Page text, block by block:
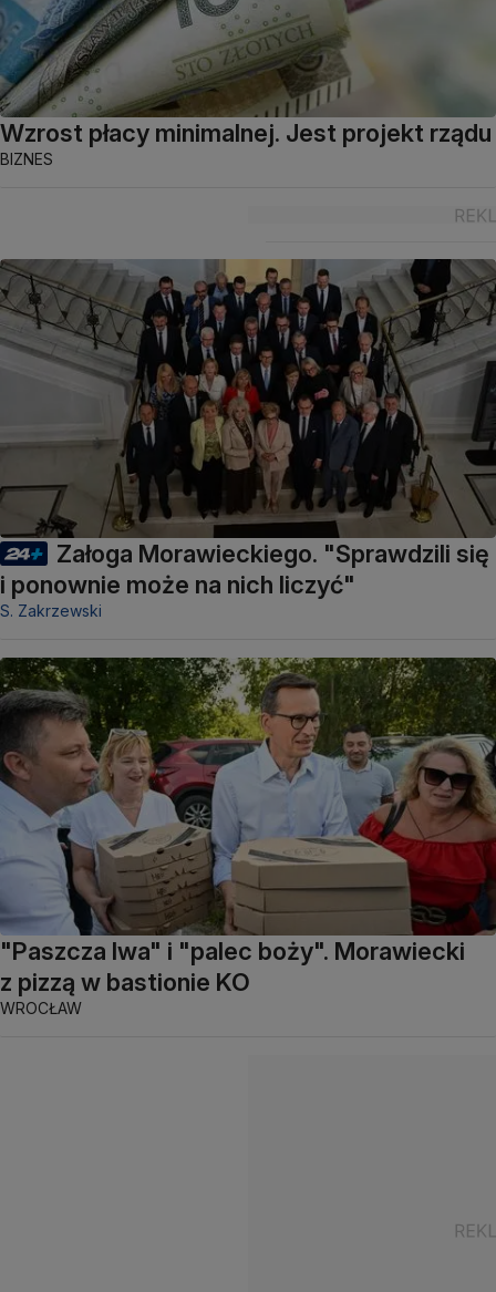
Wzrost płacy minimalnej. Jest projekt rządu
BIZNES
Załoga Morawieckiego. "Sprawdzili się
i ponownie może na nich liczyć"
S. Zakrzewski
"Paszcza lwa" i "palec boży". Morawiecki
z pizzą w bastionie KO
WROCŁAW